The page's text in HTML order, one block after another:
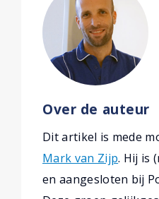
Over de auteur
Dit artikel is mede
Mark van Zijp. Hij is
en aangesloten bij